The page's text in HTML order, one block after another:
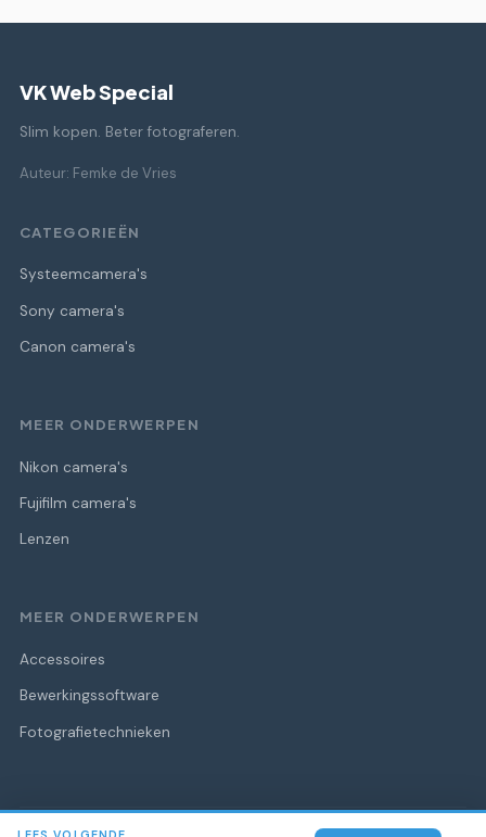
VK Web Special
Slim kopen. Beter fotograferen.
Auteur: Femke de Vries
CATEGORIEËN
Systeemcamera's
Sony camera's
Canon camera's
MEER ONDERWERPEN
Nikon camera's
Fujifilm camera's
Lenzen
MEER ONDERWERPEN
Accessoires
Bewerkingssoftware
Fotografietechnieken